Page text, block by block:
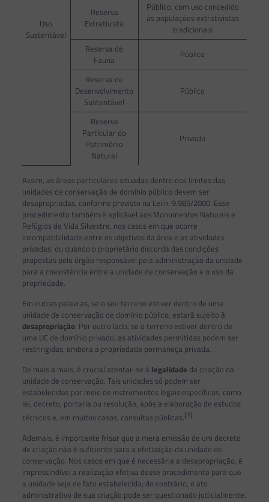
Uso
Sustentável
Reserva
Extrativista
Público, com uso concedido
às populações extrativistas
tradicionais
Reserva de
Fauna
Público
Reserva de
Desenvolvimento
Sustentável
Público
Reserva
Particular do
Patrimônio
Natural
Privado
Assim, as áreas particulares situadas dentro dos limites das
unidades de conservação de domínio público devem ser
desapropriadas, conforme previsto na Lei n. 9.985/2000. Esse
procedimento também é aplicável aos Monumentos Naturais e
Refúgios de Vida Silvestre, nos casos em que ocorre
incompatibilidade entre os objetivos da área e as atividades
privadas, ou quando o proprietário discorda das condições
propostas pelo órgão responsável pela administração da unidade
para a coexistência entre a unidade de conservação e o uso da
propriedade.
Em outras palavras, se o seu terreno estiver dentro de uma
unidade de conservação de domínio público, estará sujeito à
desapropriação. Por outro lado, se o terreno estiver dentro de
uma UC de domínio privado, as atividades permitidas podem ser
restringidas, embora a propriedade permaneça privada.
De mais a mais, é crucial atentar-se à legalidade da criação da
unidade de conservação. Tais unidades só podem ser
estabelecidas por meio de instrumentos legais específicos, como
lei, decreto, portaria ou resolução, após a elaboração de estudos
técnicos e, em muitos casos, consultas públicas.[1]
Ademais, é importante frisar que a mera emissão de um decreto
de criação não é suficiente para a efetivação da unidade de
conservação. Nos casos em que é necessária a desapropriação, é
imprescindível a realização efetiva desse procedimento para que
a unidade seja de fato estabelecida; do contrário, o ato
administrativo de sua criação pode ser questionado judicialmente.